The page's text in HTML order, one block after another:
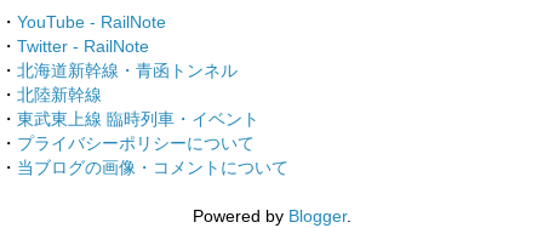
・ YouTube - RailNote
・ Twitter - RailNote
・ 北海道新幹線・青函トンネル
・ 北陸新幹線
・ 東武東上線 臨時列車・イベント
・ プライバシーポリシーについて
・ 当ブログの画像・コメントについて
Powered by Blogger.